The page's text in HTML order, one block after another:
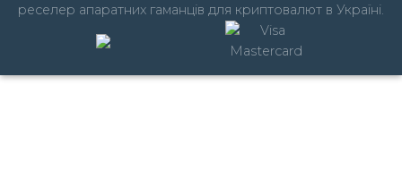
реселер апаратних гаманців для криптовалют в Україні.